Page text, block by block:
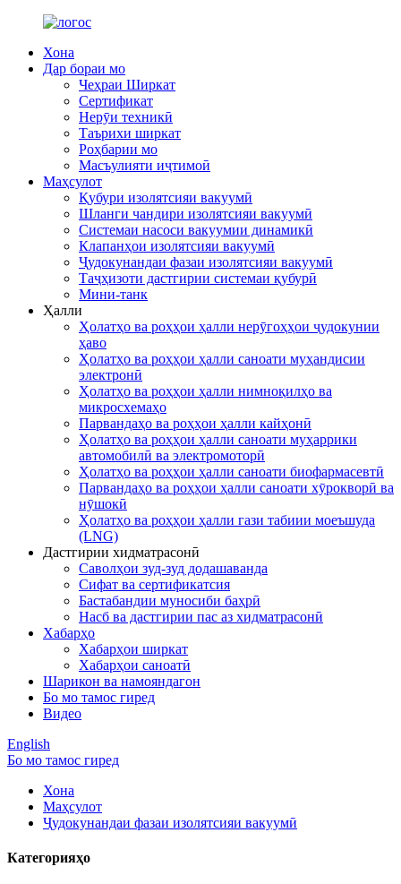
Хона
Дар бораи мо
Чеҳраи Ширкат
Сертификат
Нерӯи техникӣ
Таърихи ширкат
Роҳбарии мо
Масъулияти иҷтимоӣ
Маҳсулот
Қубури изолятсияи вакуумӣ
Шланги чандири изолятсияи вакуумӣ
Системаи насоси вакуумии динамикӣ
Клапанҳои изолятсияи вакуумӣ
Ҷудокунандаи фазаи изолятсияи вакуумӣ
Таҷҳизоти дастгирии системаи қубурӣ
Мини-танк
Ҳалли
Ҳолатҳо ва роҳҳои ҳалли нерӯгоҳҳои ҷудокунии
ҳаво
Ҳолатҳо ва роҳҳои ҳалли саноати муҳандисии
электронӣ
Ҳолатҳо ва роҳҳои ҳалли нимноқилҳо ва
микросхемаҳо
Парвандаҳо ва роҳҳои ҳалли кайҳонӣ
Ҳолатҳо ва роҳҳои ҳалли саноати муҳаррики
автомобилӣ ва электромоторӣ
Ҳолатҳо ва роҳҳои ҳалли саноати биофармасевтӣ
Парвандаҳо ва роҳҳои ҳалли саноати хӯрокворӣ ва
нӯшокӣ
Ҳолатҳо ва роҳҳои ҳалли гази табиии моеъшуда
(LNG)
Дастгирии хидматрасонӣ
Саволҳои зуд-зуд додашаванда
Сифат ва сертификатсия
Бастабандии муносиби баҳрӣ
Насб ва дастгирии пас аз хидматрасонӣ
Хабарҳо
Хабарҳои ширкат
Хабарҳои саноатӣ
Шарикон ва намояндагон
Бо мо тамос гиред
Видео
English
Бо мо тамос гиред
Хона
Маҳсулот
Ҷудокунандаи фазаи изолятсияи вакуумӣ
Категорияҳо